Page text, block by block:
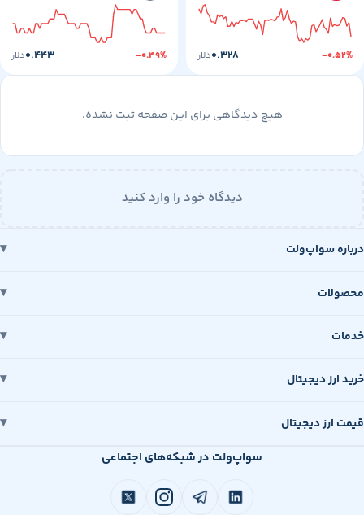
دلار -۰.۴۹% ۰.۴۴۳دلار
هیچ دیدگاهی برای این صفحه ثبت نشده.
دیدگاه خود را وارد کنید
سواپ‌ولت
دیجیتال
دیجیتال
سواپ‌ولت در شبکه‌های اجتماعی